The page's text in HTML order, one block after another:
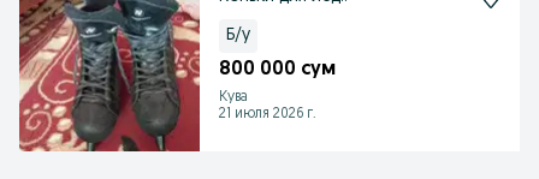
Б/у
800 000 сум
Кува
21 июля 2026 г.